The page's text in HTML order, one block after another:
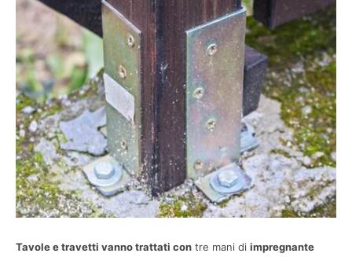
Tavole e travetti vanno trattati con tre mani di impregnante